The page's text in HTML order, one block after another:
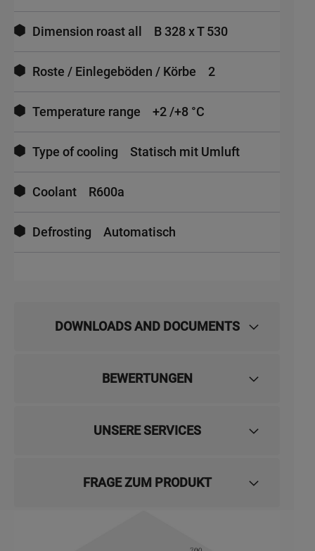
Dimension roast all B 328 x T 530
Roste / Einlegeböden / Körbe 2
Temperature range +2 /+8 °C
Type of cooling Statisch mit Umluft
Coolant R600a
Defrosting Automatisch
DOWNLOADS AND DOCUMENTS
BEWERTUNGEN
UNSERE SERVICES
FRAGE ZUM PRODUKT